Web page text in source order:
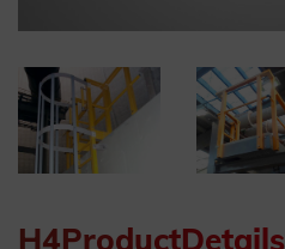
H4ProductDetails